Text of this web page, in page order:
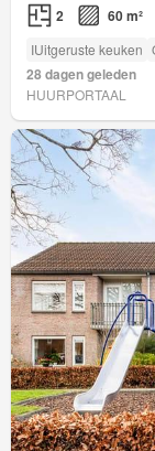
2 60 m²
IUitgeruste keuken
28 dagen geleden
HUURPORTAAL